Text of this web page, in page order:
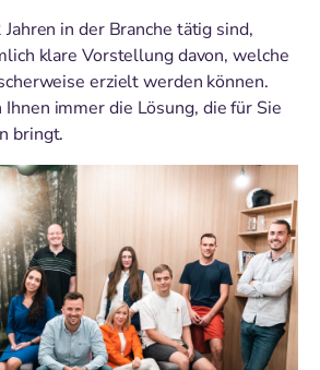
in der Branche tätig sind,
klare Vorstellung davon, welche
erzielt werden können.
immer die Lösung, die für Sie
bringt.